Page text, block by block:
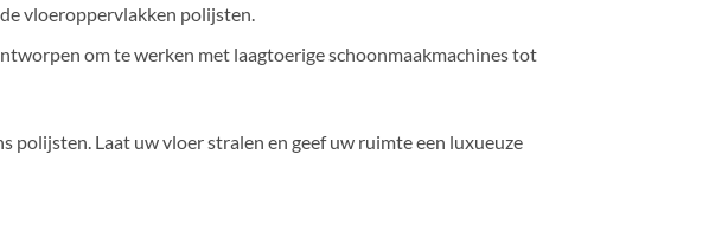
vloeroppervlakken polijsten.
om te werken met laagtoerige schoonmaakmachines tot
polijsten. Laat uw vloer stralen en geef uw ruimte een luxueuze